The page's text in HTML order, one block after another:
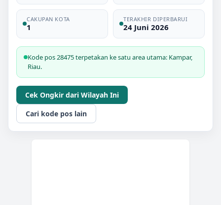
CAKUPAN KOTA
1
TERAKHIR DIPERBARUI
24 Juni 2026
Kode pos 28475 terpetakan ke satu area utama: Kampar,
Riau.
Cek Ongkir dari Wilayah Ini
Cari kode pos lain